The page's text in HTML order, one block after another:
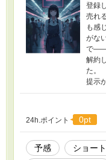
登録
売れ
も感
がな
で——
解約
た。
提示
24h.ポイント 0pt
予感 ショー